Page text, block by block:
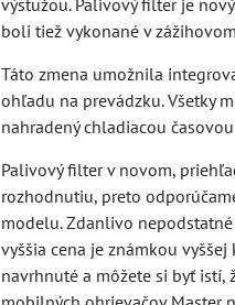
výstužou. Palivový filter je
boli tiež vykonané v
Táto zmena umožnila
ohľadu na prevádzku. Všetky
nahradený chladiacou
Palivový filter v novom,
rozhodnutiu, preto
modelu. Zdanlivo
vyššia cena je známkou
navrhnuté a môžete si byť istí,